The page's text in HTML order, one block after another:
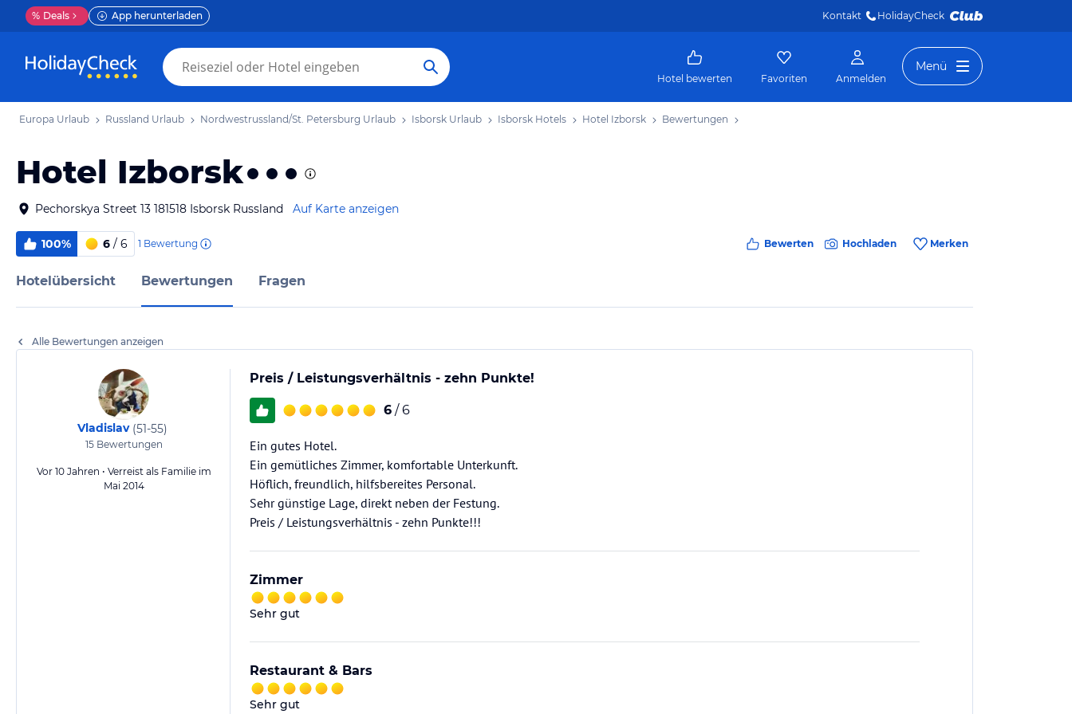
% Deals App herunterladen Kontakt HolidayCheck
Hotel bewerten Favoriten Anmelden
Menü
Europa Urlaub Russland Urlaub Nordwestrussland/St. Petersburg Urlaub Isborsk Urlaub Isborsk Hotels Hotel Izborsk Bewertungen
Hotel Izborsk
Pechorskya Street 13 181518 Isborsk Russland Auf Karte anzeigen
100% 6 / 6 1 Bewertung Bewerten Hochladen Merken
Hotelübersicht Bewertungen Fragen
Alle Bewertungen anzeigen
Vladislav (51-55)
15Bewertungen
Vor 10 Jahren • Verreist als Familie im
Mai 2014
Preis / Leistungsverhältnis - zehn Punkte!
6 / 6
Ein gutes Hotel.
Ein gemütliches Zimmer, komfortable Unterkunft.
Höflich, freundlich, hilfsbereites Personal.
Sehr günstige Lage, direkt neben der Festung.
Zimmer
Sehr gut
Restaurant & Bars
Sehr gut